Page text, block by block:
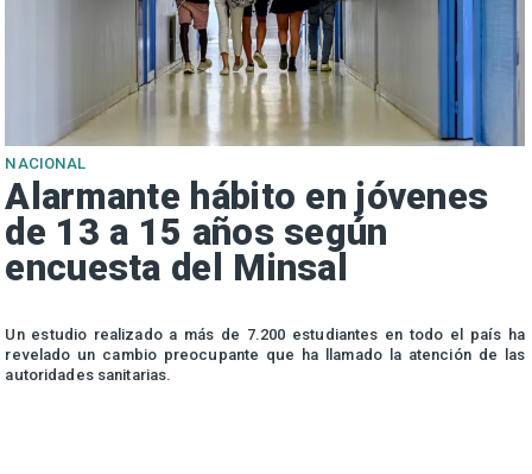
NACIONAL
Alarmante hábito en jóvenes
de 13 a 15 años según
encuesta del Minsal
Un estudio realizado a más de 7.200 estudiantes en todo el país ha
revelado un cambio preocupante que ha llamado la atención de las
autoridades sanitarias.